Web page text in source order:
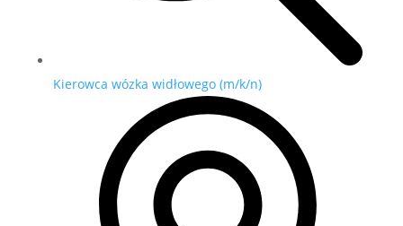
Kierowca wózka widłowego (m/k/n)